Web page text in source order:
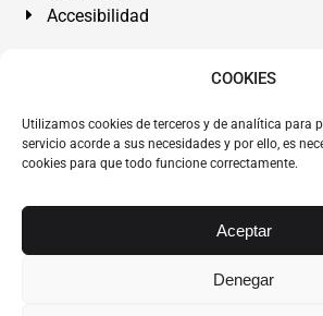
COOKIES
Utilizamos cookies de terceros y de analítica para
servicio acorde a sus necesidades y por ello, es
cookies para que todo funcione correctamente.
Aceptar
Denegar
Accesibilidad
Álvarez Abogados Tenerife:Calle
de Tenerife. Islas Canarias.
Somos Abogados especialistas del
Tenerife Sur .Mejores
Abogados colegiados y